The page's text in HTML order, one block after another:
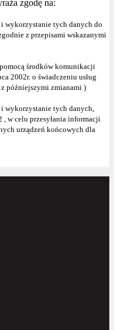
zgodę na:
wykorzystanie tych danych do
z przepisami wskazanymi
środków komunikacji
2002r. o świadczeniu usług
późniejszymi zmianami )
wykorzystanie tych danych,
, w celu przesyłania informacji
urządzeń końcowych dla